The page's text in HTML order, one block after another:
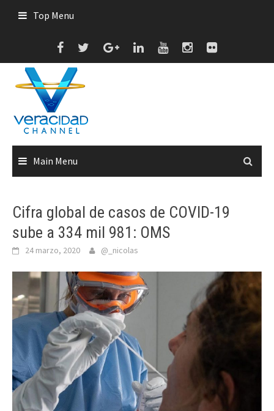
Top Menu
Main Menu
Cifra global de casos de COVID-19
sube a 334 mil 981: OMS
24 marzo, 2020 @_nicolas